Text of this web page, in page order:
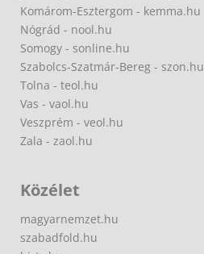
Komárom-Esztergom - kemma.hu
Nógrád - nool.hu
Somogy - sonline.hu
Szabolcs-Szatmár-Bereg - szon.hu
Tolna - teol.hu
Vas - vaol.hu
Veszprém - veol.hu
Zala - zaol.hu
Közélet
magyarnemzet.hu
szabadfold.hu